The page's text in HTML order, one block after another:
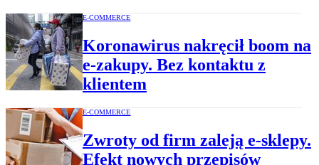
E-COMMERCE
Koronawirus nakręcił boom na
e-zakupy. Bez kontaktu z
klientem
E-COMMERCE
Zwroty od firm zaleją e-sklepy.
Efekt nowych przepisów